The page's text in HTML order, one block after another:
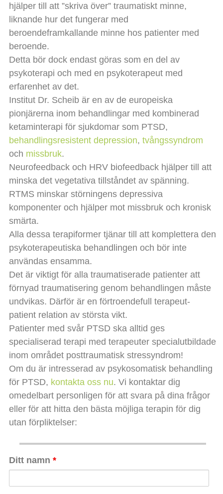
hjälper till att ”skriva över” traumatiskt minne,
liknande hur det fungerar med
beroendeframkallande minne hos patienter med
beroende.
Detta bör dock endast göras som en del av
psykoterapi och med en psykoterapeut med
erfarenhet av det.
Institut Dr. Scheib är en av de europeiska
pionjärerna inom behandlingar med kombinerad
ketaminterapi för sjukdomar som PTSD,
behandlingsresistent depression, tvångssyndrom
och missbruk.
Neurofeedback och HRV biofeedback hjälper till att
minska det vegetativa tillståndet av spänning.
RTMS minskar störningens depressiva
komponenter och hjälper mot missbruk och kronisk
smärta.
Alla dessa terapiformer tjänar till att komplettera den
psykoterapeutiska behandlingen och bör inte
användas ensamma.
Det är viktigt för alla traumatiserade patienter att
förnyad traumatisering genom behandlingen måste
undvikas. Därför är en förtroendefull terapeut-
patient relation av största vikt.
Patienter med svår PTSD ska alltid ges
specialiserad terapi med terapeuter specialutbildade
inom området posttraumatisk stressyndrom!
Om du är intresserad av psykosomatisk behandling
för PTSD, kontakta oss nu. Vi kontaktar dig
omedelbart personligen för att svara på dina frågor
eller för att hitta den bästa möjliga terapin för dig
utan förpliktelser:
Ditt namn *